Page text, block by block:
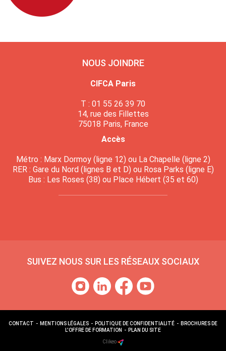
NOUS JOINDRE
CIFCA Paris
T : 01 55 26 39 70
14, rue des Fillettes
75018 Paris, France
Accès
Métro : Marx Dormoy (ligne 12) ou La Chapelle (ligne 2)
RER : Gare du Nord (lignes B et D) ou Rosa Parks (ligne E)
Bus : Les Roses (38) ou Place Hébert (35 et 60)
SUIVEZ NOUS SUR LES RÉSEAUX SOCIAUX
CONTACT - MENTIONS LÉGALES - POLITIQUE DE CONFIDENTIALITÉ - BROCHURES DE
L'OFFRE DE FORMATION
- PLAN DU SITE
Clikeo